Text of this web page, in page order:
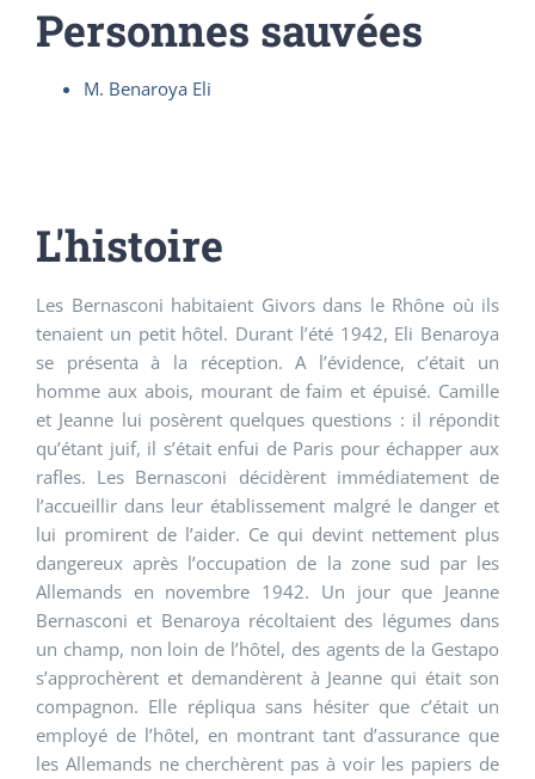
Personnes sauvées
M. Benaroya Eli
L'histoire
Les Bernasconi habitaient Givors dans le Rhône où ils
tenaient un petit hôtel. Durant l’été 1942, Eli Benaroya
se présenta à la réception. A l’évidence, c’était un
homme aux abois, mourant de faim et épuisé. Camille
et Jeanne lui posèrent quelques questions : il répondit
qu’étant juif, il s’était enfui de Paris pour échapper aux
rafles. Les Bernasconi décidèrent immédiatement de
l’accueillir dans leur établissement malgré le danger et
lui promirent de l’aider. Ce qui devint nettement plus
dangereux après l’occupation de la zone sud par les
Allemands en novembre 1942. Un jour que Jeanne
Bernasconi et Benaroya récoltaient des légumes dans
un champ, non loin de l’hôtel, des agents de la Gestapo
s’approchèrent et demandèrent à Jeanne qui était son
compagnon. Elle répliqua sans hésiter que c’était un
employé de l’hôtel, en montrant tant d’assurance que
les Allemands ne cherchèrent pas à voir les papiers de